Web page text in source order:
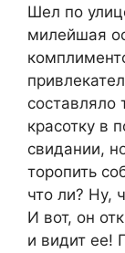
Шел по
милейшая
составляло
красотку в
свидании,
торопить
что ли? Ну,
И вот, он
и видит ее!